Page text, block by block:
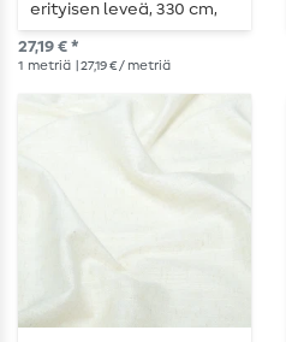
erityisen leveä, 330 cm,
tyylikkäässä
vaaleanharmaassa
27,19 € *
1 metriä | 27,19 € / metriä